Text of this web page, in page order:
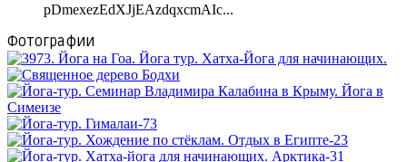
pDmexezEdXJjEAzdqxcmAIc...
Фотографии